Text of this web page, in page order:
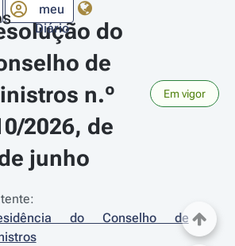
meu
Diário
do
de
n.º
2026, de
junho
Em vigor
do Conselho de